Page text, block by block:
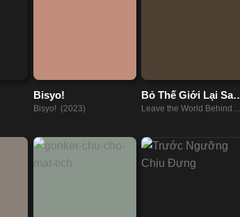
Bisyo!
Bisyo! (2023)
Bỏ Thế Giới Lại Sau
Lưng
Leave the World Behind